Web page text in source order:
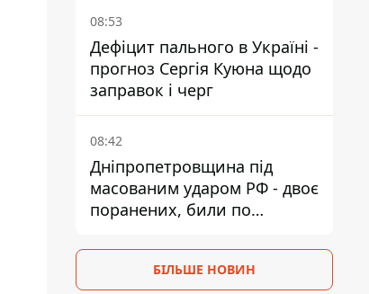
08:53
Дефіцит пального в Україні -
прогноз Сергія Куюна щодо
заправок і черг
08:42
Дніпропетровщина під
масованим ударом РФ - двоє
поранених, били по
Синельниківщині
БІЛЬШЕ НОВИН